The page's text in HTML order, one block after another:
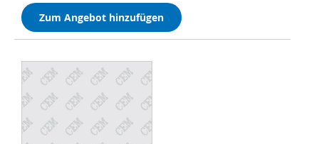
Zum Angebot hinzufügen